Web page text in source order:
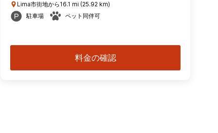
Lima市街地から16.1 mi (25.92 km)
駐車場
ペット同伴可
料金の確認